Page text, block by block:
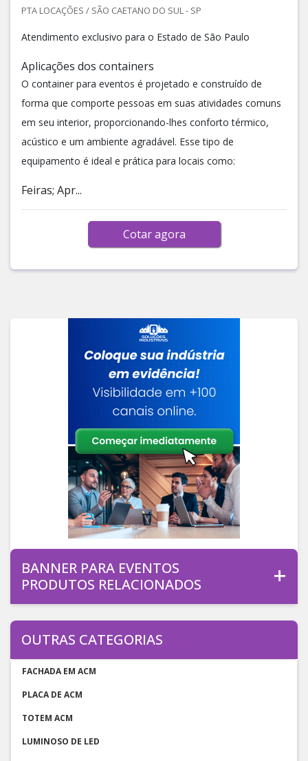
PTA LOCAÇÕES / SÃO CAETANO DO SUL - SP
Atendimento exclusivo para o Estado de São Paulo
Aplicações dos containers
O container para eventos é projetado e construído de
forma que comporte pessoas em suas atividades comuns
em seu interior, proporcionando-lhes conforto térmico,
acústico e um ambiente agradável. Esse tipo de
equipamento é ideal e prática para locais como:
Feiras; Apr...
Cotar agora
BANNER PARA EVENTOS
PRODUTOS RELACIONADOS
OUTRAS CATEGORIAS
FACHADA EM ACM
PLACA DE ACM
TOTEM ACM
LUMINOSO DE LED